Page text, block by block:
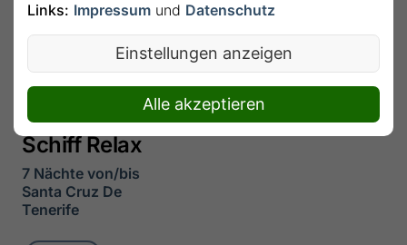
7 Nächte -
Kanaren mit
Marokko -
ab/bis Santa
Cruz mit Mein
Schiff Relax
7 Nächte von/bis
Santa Cruz De
Tenerife
Links: Impressum und Datenschutz
Einstellungen anzeigen
Alle akzeptieren